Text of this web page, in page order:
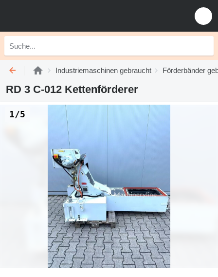
Industriemaschinen gebraucht Förderbänder
RD 3 C-012 Kettenförderer
1/5